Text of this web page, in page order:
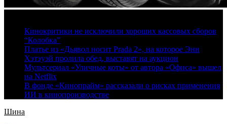
Кинокритики не исключили хороших кассовых сборов
“Колобка”
Платье из «Дьявол носит Prada 2», на которое Энн
Хэтэуэй пролила обед, выставят на аукцион
Мультсериал «Уличные коты» от автора «Офиса» вышел
на Netflix
В фонде «Кинопрайм» рассказали о рисках применения
ИИ в кинопроизводстве
Шина